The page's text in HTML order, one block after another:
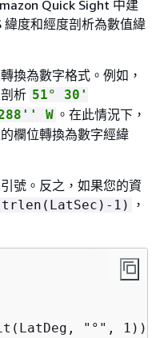
Quick Sight 中建
緯度和經度剖析為數值緯
換為數字格式。例如，
析 51° 30'
W 。在此情況下，
欄位轉換為數字經緯
號。反之，如果您的資
1)
，
"°", 1)) +